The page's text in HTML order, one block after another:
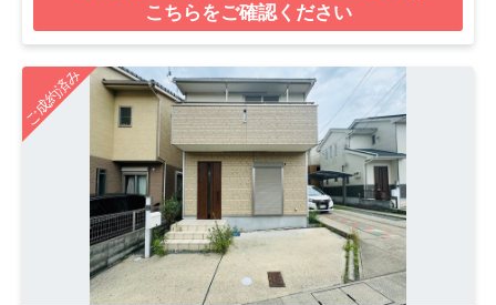
こちらをご確認ください
ご成約済み